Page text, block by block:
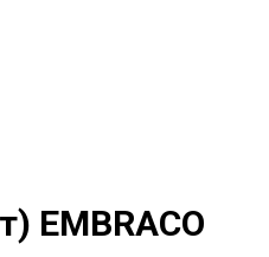
EMBRACO